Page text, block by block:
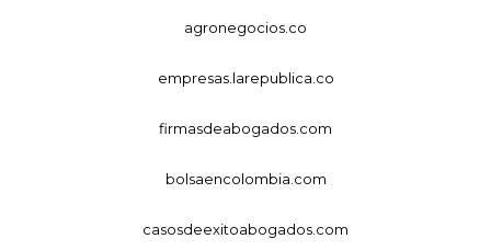
agronegocios.co
empresas.larepublica.co
firmasdeabogados.com
bolsaencolombia.com
casosdeexitoabogados.com